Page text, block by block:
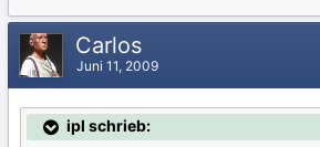
Carlos
Juni 11, 2009
ipl schrieb: